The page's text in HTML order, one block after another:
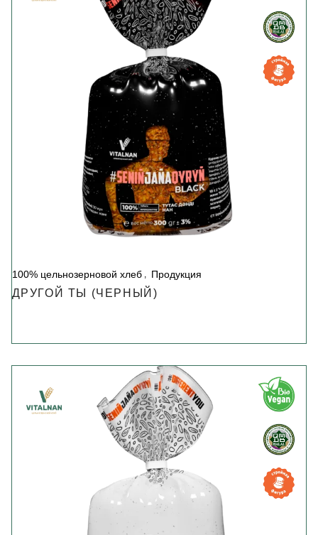
100% цельнозерновой хлеб Продукция
ДРУГОЙ ТЫ (ЧЕРНЫЙ)